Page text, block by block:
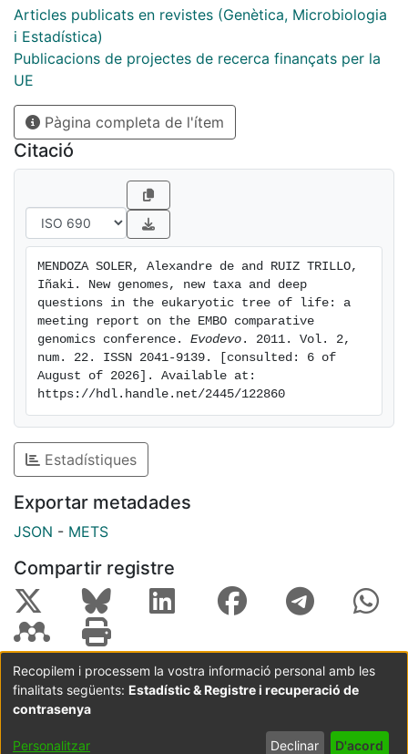
Articles publicats en revistes (Genètica, Microbiologia
i Estadística)
Publicacions de projectes de recerca finançats per la
UE
Pàgina completa de l'ítem
Citació
MENDOZA SOLER, Alexandre de and RUIZ TRILLO,
Iñaki. New genomes, new taxa and deep
questions in the eukaryotic tree of life: a
meeting report on the EMBO comparative
genomics conference. Evodevo . 2011. Vol. 2,
num. 22. ISSN 2041-9139. [consulted: 6 of
August of 2026]. Available at:
https://hdl.handle.net/2445/122860
Estadístiques
Exportar metadades
JSON - METS
Compartir registre
Coordinació:CRAI UB Avís legal
Metadades
subjectes a:
Configuració
de cookies
privadesa
Recopilem i processem la vostra informació personal amb les
finalitats següents: Estadístic & Registre i recuperació de
contrasenya
Personalitzar Declinar D'acord